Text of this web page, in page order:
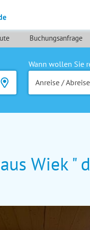
Buchungsanfrage
Wann wollen Sie
Anreise / Abreise
Wiek